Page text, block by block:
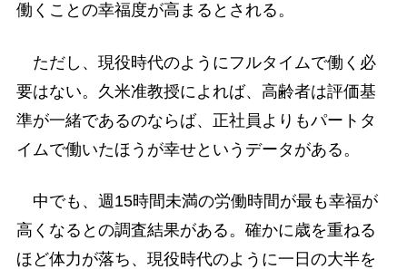
働くことの幸福度が高まるとされる。
ただし、現役時代のようにフルタイムで働く必
要はない。久米准教授によれば、高齢者は評価基
準が一緒であるのならば、正社員よりもパートタ
イムで働いたほうが幸せというデータがある。
中でも、週15時間未満の労働時間が最も幸福が
高くなるとの調査結果がある。確かに歳を重ねる
ほど体力が落ち、現役時代のように一日の大半を